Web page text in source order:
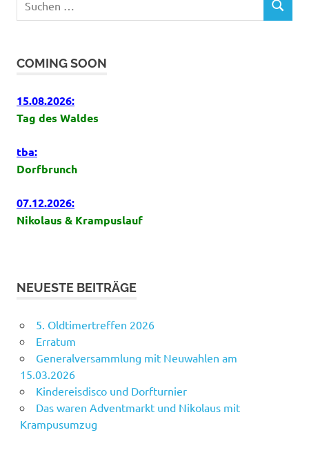
nach:
SUCHEN
COMING SOON
15.08.2026:
Tag des Waldes
tba:
Dorfbrunch
07.12.2026:
Nikolaus & Krampuslauf
NEUESTE BEITRÄGE
5. Oldtimertreffen 2026
Erratum
Generalversammlung mit Neuwahlen am
15.03.2026
Kindereisdisco und Dorfturnier
Das waren Adventmarkt und Nikolaus mit
Krampusumzug